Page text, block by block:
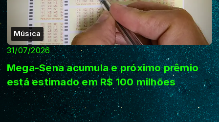
Música
31/07/2026
Mega-Sena acumula e próximo prêmio
está estimado em R$ 100 milhões